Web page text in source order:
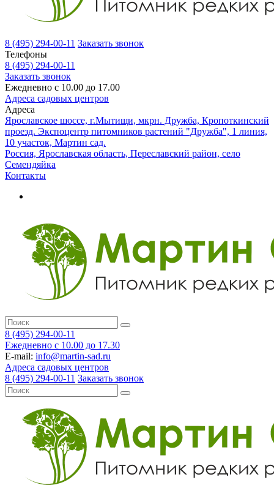
8 (495) 294-00-11 Заказать звонок
Телефоны
8 (495) 294-00-11
Заказать звонок
Ежедневно с 10.00 до 17.00
Адреса садовых центров
Адреса
Ярославское шоссе, г.Мытищи, мкрн. Дружба, Кропоткинский
проезд. Экспоцентр питомников растений "Дружба", 1 линия,
10 участок, Мартин сад.
Россия, Ярославская область, Переславский район, село
Семендяйка
Контакты
8 (495) 294-00-11
Ежедневно с 10.00 до 17.30
E-mail: info@martin-sad.ru
Адреса садовых центров
8 (495) 294-00-11 Заказать звонок